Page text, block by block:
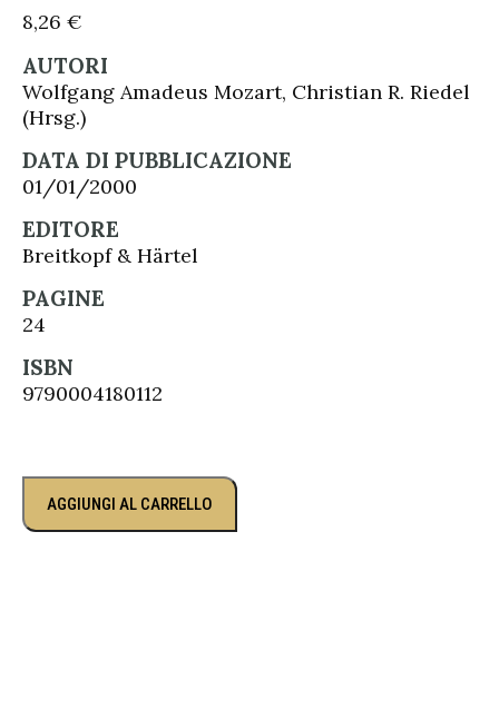
8,26 €
AUTORI
Wolfgang Amadeus Mozart, Christian R. Riedel
(Hrsg.)
DATA DI PUBBLICAZIONE
01/01/2000
EDITORE
Breitkopf & Härtel
PAGINE
24
ISBN
9790004180112
AGGIUNGI AL CARRELLO